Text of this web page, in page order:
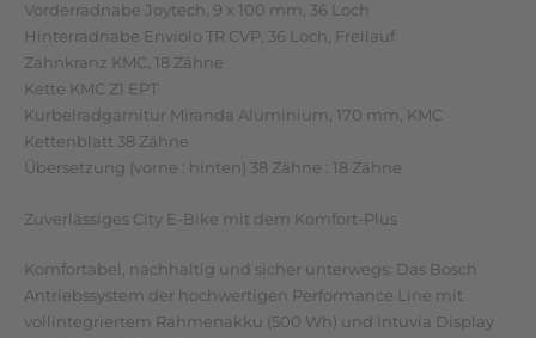
Vorderradnabe Joytech, 9 x 100 mm, 36 Loch
Hinterradnabe Enviolo TR CVP, 36 Loch, Freilauf
Zahnkranz KMC, 18 Zähne
Kette KMC Z1 EPT
Kurbelradgarnitur Miranda Aluminium, 170 mm, KMC
Kettenblatt 38 Zähne
Übersetzung (vorne : hinten) 38 Zähne : 18 Zähne
Zuverlässiges City E-Bike mit dem Komfort-Plus
Komfortabel, nachhaltig und sicher unterwegs: Das Bosch
Antriebssystem der hochwertigen Performance Line mit
vollintegriertem Rahmenakku (500 Wh) und Intuvia Display